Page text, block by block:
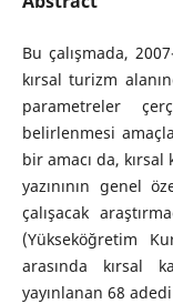
Bu çalışmada,
kırsal turizm
parametreler
belirlenmesi
bir amacı da,
yazınının genel
çalışacak
(Yükseköğretim
arasında kırsal
yayınlanan 68